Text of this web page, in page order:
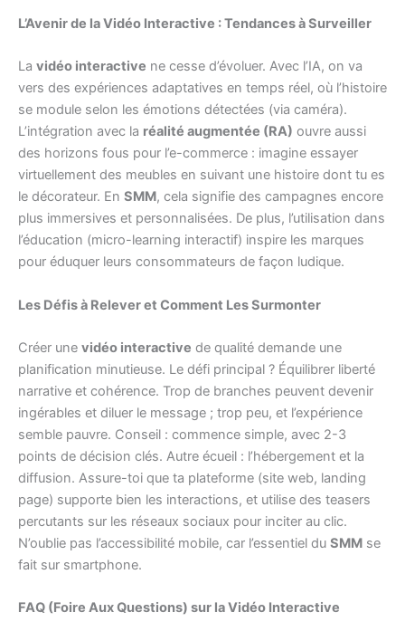
L’Avenir de la Vidéo Interactive : Tendances à Surveiller
La vidéo interactive ne cesse d’évoluer. Avec l’IA, on va
vers des expériences adaptatives en temps réel, où l’histoire
se module selon les émotions détectées (via caméra).
L’intégration avec la réalité augmentée (RA) ouvre aussi
des horizons fous pour l’e-commerce : imagine essayer
virtuellement des meubles en suivant une histoire dont tu es
le décorateur. En SMM, cela signifie des campagnes encore
plus immersives et personnalisées. De plus, l’utilisation dans
l’éducation (micro-learning interactif) inspire les marques
pour éduquer leurs consommateurs de façon ludique.
Les Défis à Relever et Comment Les Surmonter
Créer une vidéo interactive de qualité demande une
planification minutieuse. Le défi principal ? Équilibrer liberté
narrative et cohérence. Trop de branches peuvent devenir
ingérables et diluer le message ; trop peu, et l’expérience
semble pauvre. Conseil : commence simple, avec 2-3
points de décision clés. Autre écueil : l’hébergement et la
diffusion. Assure-toi que ta plateforme (site web, landing
page) supporte bien les interactions, et utilise des teasers
percutants sur les réseaux sociaux pour inciter au clic.
N’oublie pas l’accessibilité mobile, car l’essentiel du SMM se
fait sur smartphone.
FAQ (Foire Aux Questions) sur la Vidéo Interactive